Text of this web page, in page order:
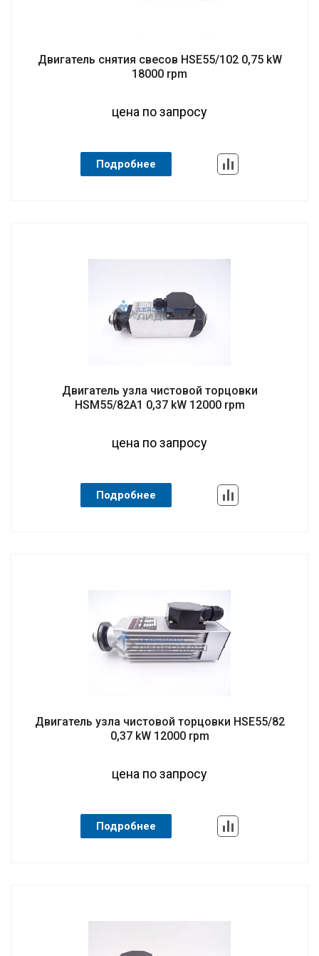
Двигатель снятия свесов HSE55/102 0,75 kW
18000 rpm
цена по запросу
Подробнее
Двигатель узла чистовой торцовки
HSM55/82A1 0,37 kW 12000 rpm
цена по запросу
Подробнее
Двигатель узла чистовой торцовки HSE55/82
0,37 kW 12000 rpm
цена по запросу
Подробнее